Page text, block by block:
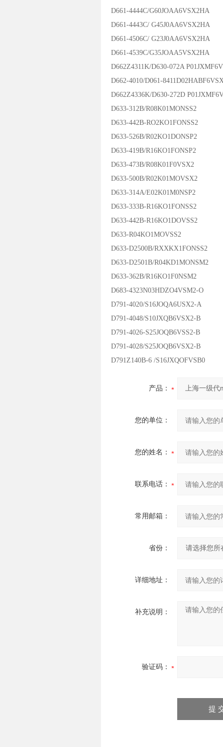
D661-4444C/G60JOAA6VSX2HA
D661-4443C/ G45J0AA6VSX2HA
D661-4506C/ G23J0AA6VSX2HA
D661-4539C/G35JOAA5VSX2HA
D662Z4311K/D630-072A
D662-4010/D061-
D662Z4336K/D630-272D
D633-312B/R08K01MONSS2
D633-442B-RO2KO1FONSS2
D633-526B/R02KO1DONSP2
D633-419B/R16KO1FONSP2
D633-473B/R08K01F0VSX2
D633-500B/R02K01MOVSX2
D633-314A/E02K01M0NSP2
D633-333B-R16KO1FONSS2
D633-442B-R16KO1DOVSS2
D633-R04KO1MOVSS2
D633-D2500B/RXXKX1FONSS2
D633-D2501B/R04KD1MONSM2
D633-362B/R16KO1F0NSM2
D683-4323N03HDZO4VSM2-O
D791-4020/S16JOQA6USX2-A
D791-4048/S10JXQB6VSX2-B
D791-4026-S25JOQB6VSS2-B
D791-4028/S25JOQB6VSX2-B
D791Z140B-6 /S16JXQOFVSB0
产品：
您的单位：
您的姓名：
联系电话：
常用邮箱：
省份：
详细地址：
补充说明：
验证码：